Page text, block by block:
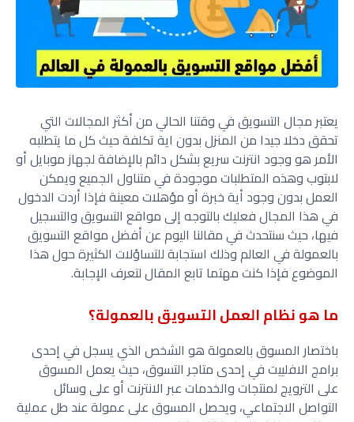
يعتبر مجال التسويق في وقتنا الحالي من أكثر المجالات التي
تحقق دخلا جيدا من المنزل بدون اية تكلفة حيث كل ما يتطلبه
الأمر هو وجود انترنت سريع بشكل دائم بالإضافة لجهاز موبايل أو
لابتوب وهذه المتطلبات موجودة في متناول الجميع ويمكن
العمل بدون وجود أية خبرة أو مؤهلات معينة فإذا أردت الدخول
في هذا المجال فعليك بالتوجه إلى مواقع التسويق والتسجيل
فيها، حيث سنتحدث في مقالنا اليوم عن أفضل مواقع التسويق
بالعمولة في العالم وذلك استجابة للتساؤلات الكثيرة حول هذا
الموضوع فإذا كنت مهتما تابع المقال لتعرف الإجابة.
ما هو نظام العمل التسويق بالعمولة؟
باختصار المسوق بالعمولة هو الشخص الذي يسجل في إحدى
برامج الافلييت في إحدى متاجر التسوق، حيث يعمل المسوق
على الترويج لمنتجات والخدمات عبر الانترنت أو على وسائل
التواصل الاجتماعي، ويحصل المسوق على عمولة عند طل عملية